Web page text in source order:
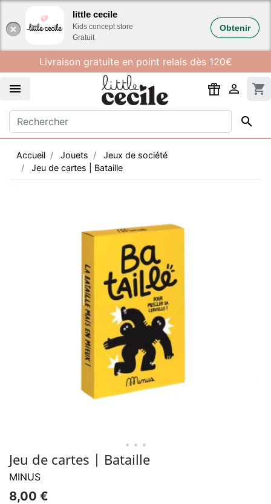
little cecile
Kids concept store
Gratuit
Obtenir
Livraison gratuite en point relais dès 120€
  shopping_cart

Accueil Jouets
Jeux de société
Jeu de cartes | Bataille
• • •
Jeu de cartes | Bataille
MINUS
8,00 €